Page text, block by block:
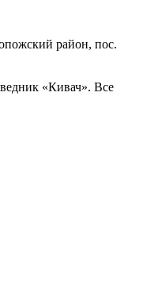
район, пос.
«Кивач». Все